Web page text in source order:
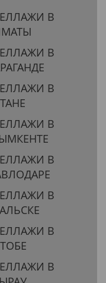
В
В
В
В
В
В
В
В